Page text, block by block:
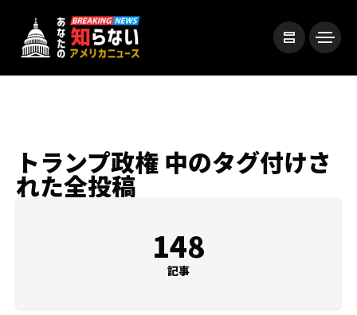
トランプ政権 中のタグ付けさ
れた全投稿
148
記事